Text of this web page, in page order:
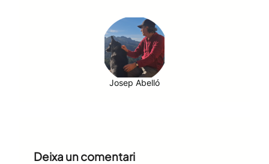
Josep Abelló
Deixa un comentari